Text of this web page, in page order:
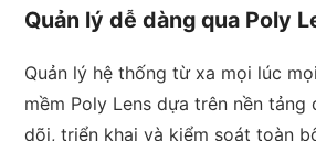
Quản lý dễ dàng qua Poly
Quản lý hệ thống từ xa mọi lúc
mềm Poly Lens dựa trên nền tảng
dõi, triển khai và kiểm soát toàn